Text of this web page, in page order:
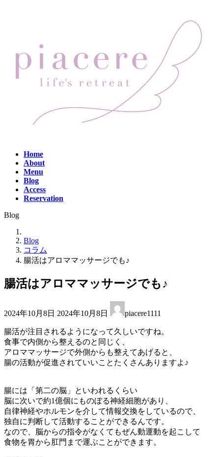
Home
About
Menu
Blog
Access
Reservation
Blog
Blog
コラム
腸活はアロママッサージでも♪
腸活はアロママッサージでも♪
2024年10月8日 終
新
日
時
:
2024年10月8日 piacere1111
腸活が注目されるようになって久しいですね。
食事で内側から整えるのと同じく、
アロママッサージで外側からも整えてあげると、
腸の活動が促進されていいことたくさんありますよ♪
腸には「第二の脳」といわれるくらい
脳に次いで約1億個にものぼる神経細胞があり、
自律神経やホルモンを介して情報交換をしているので、
独自に判断して活動することができるんです。
なので、脳からの指令がなくてもぜん動運動を起こして
食物を胃から肛門まで運ぶことができます。